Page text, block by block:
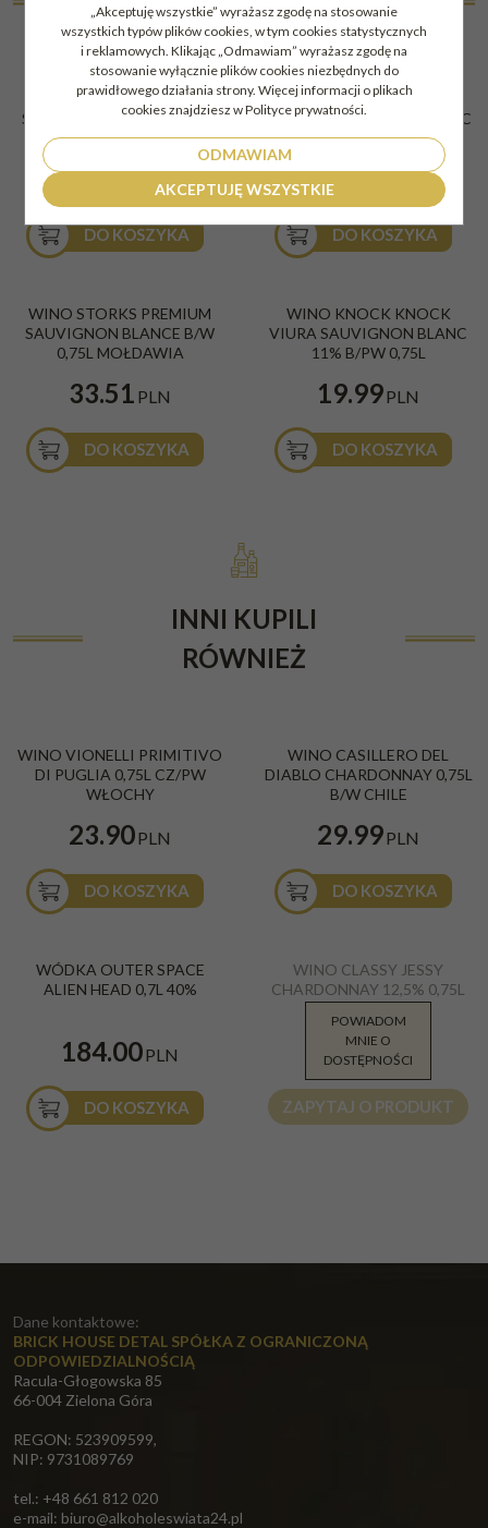
WINO HARDYS VR
SAUVIGNON BLANC 11,5 %
B/W 0,75L
29.99 PLN
DO KOSZYKA
WINO CASILLERO DEL
DIABLO SAUVIGNON BLANC
0,75L B/W CHILE
29.99
DO KOSZYKA
WINO STORKS PREMIUM
SAUVIGNON BLANCE B/W
0,75L MOŁDAWIA
33.51 PLN
DO KOSZYKA
WINO KNOCK KNOCK
VIURA SAUVIGNON BLANC
11% B/PW 0,75L
19.99PLN
DO KOSZYKA
INNI KUPILI
RÓWNIEŻ
WINO VIONELLI PRIMITIVO
DI PUGLIA 0,75L CZ/PW
WŁOCHY
23.90PLN
DO KOSZYKA
WINO CASILLERO DEL
DIABLO CHARDONNAY 0,75L
B/W CHILE
29.99PLN
DO KOSZYKA
WÓDKA OUTER SPACE
ALIEN HEAD 0,7L 40%
184.00PLN
DO KOSZYKA
WINO CLASSY JESSY
CHARDONNAY 12,5% 0,75L
B/W
29.99PLN
ZAPYTAJ O PRODUKT
POWIADOM
MNIE O
DOSTĘPNOŚCI
Dane kontaktowe:
BRICK HOUSE DETAL SPÓŁKA Z OGRANICZONĄ
ODPOWIEDZIALNOŚCIĄ
Racula-Głogowska 85
66-004 Zielona Góra
REGON: 523909599,
NIP: 9731089769
tel.: +48 661 812 020
e-mail: biuro@alkoholeswiata24.pl
„Akceptuję wszystkie” wyrażasz zgodę na stosowanie
wszystkich typów plików cookies, w tym cookies statystycznych
i reklamowych. Klikając „Odmawiam” wyrażasz zgodę na
stosowanie wyłącznie plików cookies niezbędnych do
prawidłowego działania strony. Więcej informacji o plikach
cookies znajdziesz w Polityce prywatności.
ODMAWIAM
AKCEPTUJĘ WSZYSTKIE